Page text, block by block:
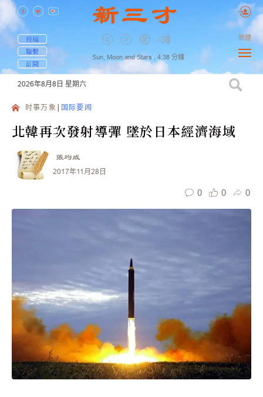
投稿
聯繫
訂閱
Sun, Moon and Stars , 4:38 分鐘
簡體
2026年8月8日 星期六
时事万象 国际要闻
北韓再次發射導彈 墜於日本經濟海域
張均威
2017年11月28日
0 0 0